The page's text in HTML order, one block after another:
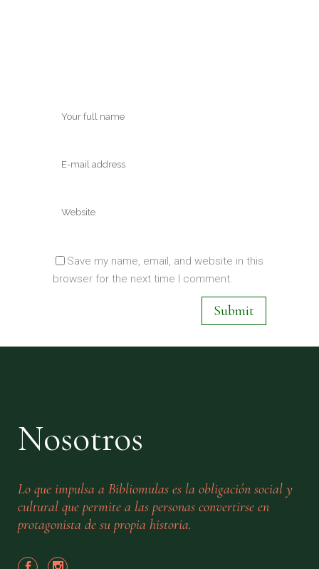
Save my name, email, and website in this
browser for the next time I comment.
Nosotros
Lo que impulsa a Bibliomulas es la obligación social y
cultural que permite a las personas convertirse en
protagonista de su propia historia.